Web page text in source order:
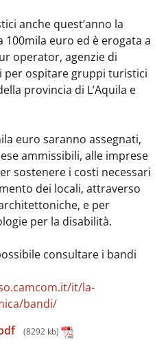
anche quest’anno la
euro ed è erogata a
operator, agenzie di
per ospitare gruppi turistici
provincia di L’Aquila e
euro saranno assegnati,
ammissibili, alle imprese
sostenere i costi necessari
dei locali, attraverso
e per
per la disabilità.
consultare i bandi
it/la-
bandi/
(8292 kb)